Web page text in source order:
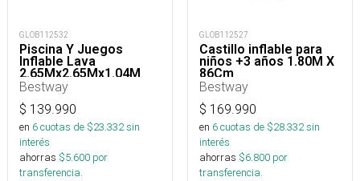
GLOB112532
Piscina Y Juegos
Inflable Lava
2.65Mx2.65Mx1.04M
Bestway
$ 139.990
en 6cuotas de $23.332sin
interés
ahorras $5.600 por
transferencia.
GLOB112527
Castillo inflable para
niños +3 años 1.80M X
86Cm
Bestway
$ 169.990
en 6cuotas de $28.332sin
interés
ahorras $6.800 por
transferencia.